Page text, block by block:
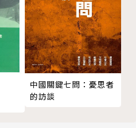
張載禮學
為「工夫」的禮
：形—氣—心主體與涉身—涉世主
的開放性
為相偶論
論的爭議與開展：從唐君毅「張
中國關鍵七問：憂思者
的訪談